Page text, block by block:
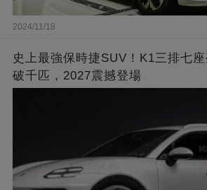
2024/11/18
史上最強保時捷SUV！K1三排七
破千匹，2027震撼登場